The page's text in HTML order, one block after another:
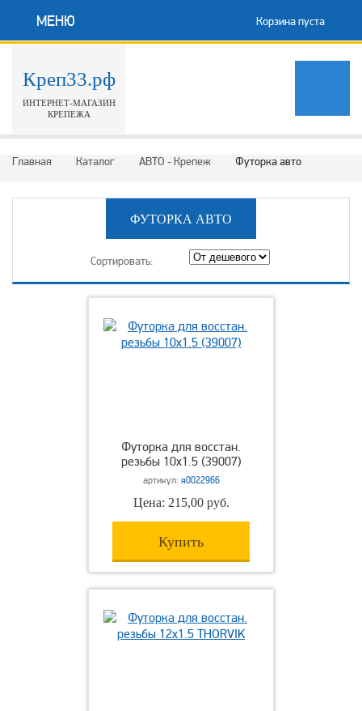
МЕНЮ Корзина пуста
Креп33.рф
ИНТЕРНЕТ-МАГАЗИН
КРЕПЕЖА
Главная Каталог АВТО - Крепеж Футорка авто
ФУТОРКА АВТО
Сортировать:
Футорка для восстан.
резьбы 10х1.5 (39007)
артикул: я0022966
Цена: 215,00 руб.
Купить